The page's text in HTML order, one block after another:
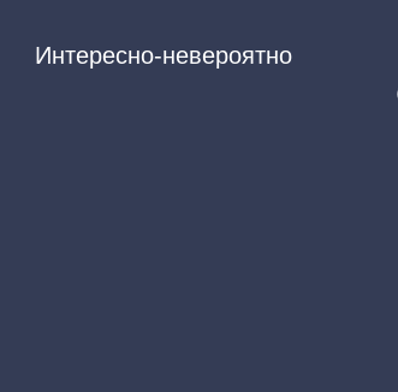
Интересно-невероятно